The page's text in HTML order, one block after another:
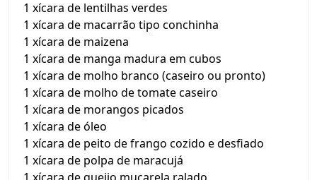
1 xícara de lentilhas verdes
1 xícara de macarrão tipo conchinha
1 xícara de maizena
1 xícara de manga madura em cubos
1 xícara de molho branco (caseiro ou pronto)
1 xícara de molho de tomate caseiro
1 xícara de morangos picados
1 xícara de óleo
1 xícara de peito de frango cozido e desfiado
1 xícara de polpa de maracujá